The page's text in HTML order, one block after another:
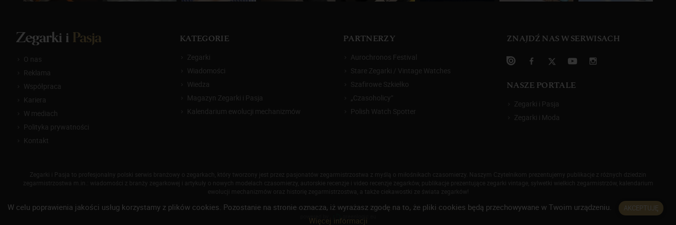
O nas
Reklama
Współpraca
Kariera
W mediach
Polityka prywatności
Kontakt
KATEGORIE
Zegarki
Wiadomości
Wiedza
Magazyn Zegarki i Pasja
Kalendarium ewolucji mechanizmów
PARTNERZY
Aurochronos Festival
Stare Zegarki / Vintage Watches
Szafirowe Szkiełko
„Czasoholicy”
Polish Watch Spotter
ZNAJDŹ NAS W SERWISACH
NASZE PORTALE
Zegarki i Pasja
Zegarki i Moda
Zegarki i Pasja to profesjonalny polski serwis branżowy o zegarkach, który tworzony jest przez pasjonatów zegarmistrzostwa z myślą o miłośnikach czasomierzy. Naszym Czytelnikom prezentujemy publikacje z różnych dziedzin
zegarmistrzostwa m.in.: wiadomości z branży zegarkowej i artykuły o nowych modelach czasomierzy, autorskie recenzje i video recenzje zegarków, publikacje prezentujące zegarki vintage, sylwetki wielkich zegarmistrzów, kalendarium
ewolucji mechanizmów oraz historię zegarmistrzostwa, a także ciekawostki ze świata zegarków!
© 2014- 2026 Zegarkiipasja.pl. Korzystanie z serwisu oznacza akceptacjęregulaminu orazpolityki prywatności
powered by
greenlogic.eu
W celu poprawienia jakości usług korzystamy z plików cookies. Pozostanie na stronie oznacza, iż wyrażasz zgodę na to, że pliki cookies będą przechowywane w Twoim urządzeniu. AKCEPTUJĘ
Więcej informacji